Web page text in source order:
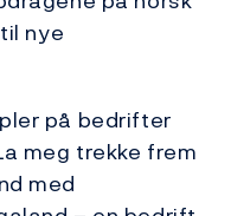
nye
på bedrifter
meg trekke frem
med